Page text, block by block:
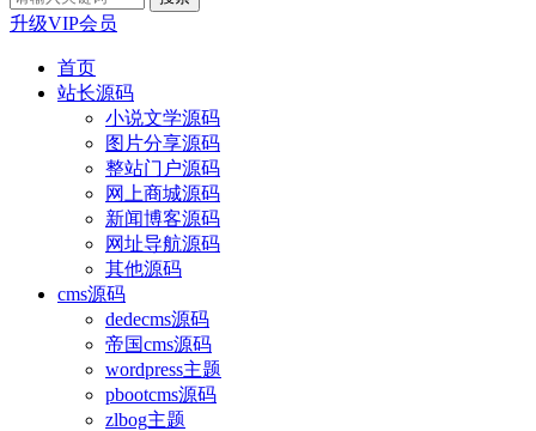
升级VIP会员
首页
站长源码
小说文学源码
图片分享源码
整站门户源码
网上商城源码
新闻博客源码
网址导航源码
其他源码
cms源码
dedecms源码
帝国cms源码
wordpress主题
pbootcms源码
zlbog主题